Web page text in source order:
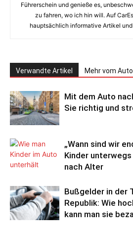
Führerschein und genieße es,
zu fahren, wo ich hin will. Auf
hauptsächlich informative Artikel
Verwandte Artikel Mehr vom
Mit dem Auto
Sie richtig und
„Wann sind wir
Kinder
nach Alter
Bußgelder in der
Republik: Wie
kann man sie